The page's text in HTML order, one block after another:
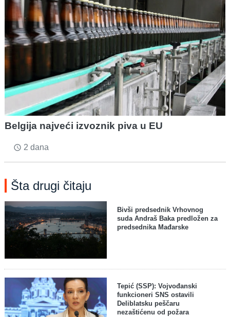
Belgija najveći izvoznik piva u EU
access_time 2 dana
Šta drugi čitaju
Bivši predsednik Vrhovnog
suda Andraš Baka predložen za
predsednika Mađarske
Tepić (SSP): Vojvođanski
funkcioneri SNS ostavili
Deliblatsku peščaru
nezaštićenu od požara